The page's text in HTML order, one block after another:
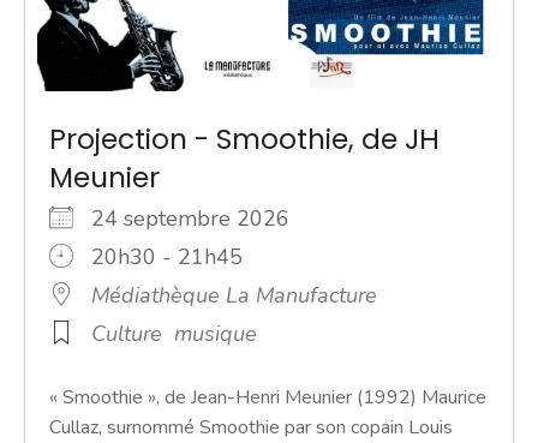
Projection - Smoothie, de JH
Meunier
24 septembre 2026
20h30 - 21h45
Médiathèque La Manufacture
Culture musique
« Smoothie », de Jean-Henri Meunier (1992) Maurice
Cullaz, surnommé Smoothie par son copain Louis